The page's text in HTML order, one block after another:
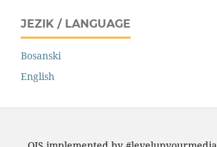
JEZIK / LANGUAGE
Bosanski
English